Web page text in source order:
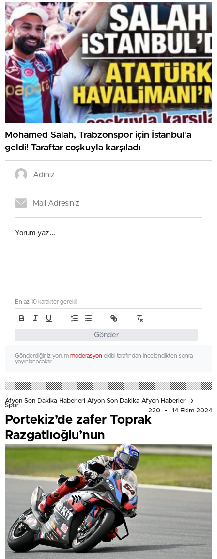
Mohamed Salah, Trabzonspor için İstanbul’a
geldi! Taraftar coşkuyla karşıladı
Gönder
En az 10 karakter gerekli
Gönderdiğiniz yorum moderasyon ekibi tarafından incelendikten sonra
yayınlanacaktır.
Afyon Son Dakika Haberleri Afyon Son Dakika Afyon Haberleri
Spor
220
14 Ekim 2024
Portekiz’de zafer Toprak
Razgatlıoğlu’nun